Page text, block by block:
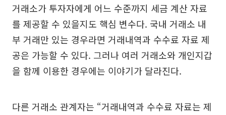
거래소가 투자자에게 어느 수준까지 세금 계산 자료
를 제공할 수 있을지도 핵심 변수다. 국내 거래소 내
부 거래만 있는 경우라면 거래내역과 수수료 자료 제
공은 가능할 수 있다. 그러나 여러 거래소와 개인지갑
을 함께 이용한 경우에는 이야기가 달라진다.
다른 거래소 관계자는 “거래내역과 수수료 자료는 제